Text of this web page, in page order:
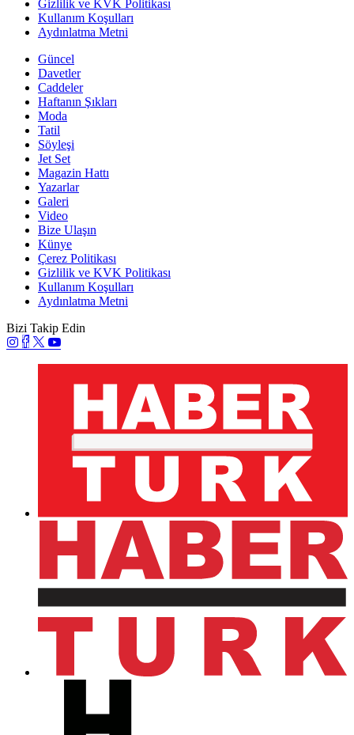
Gizlilik ve KVK Politikası
Kullanım Koşulları
Aydınlatma Metni
Güncel
Davetler
Caddeler
Haftanın Şıkları
Moda
Tatil
Söyleşi
Jet Set
Magazin Hattı
Yazarlar
Galeri
Video
Bize Ulaşın
Künye
Çerez Politikası
Gizlilik ve KVK Politikası
Kullanım Koşulları
Aydınlatma Metni
Bizi Takip Edin